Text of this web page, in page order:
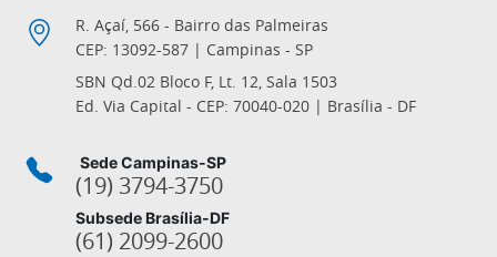
R. Açaí, 566 - Bairro das Palmeiras
CEP: 13092-587 | Campinas - SP
SBN Qd.02 Bloco F, Lt. 12, Sala 1503
Ed. Via Capital - CEP: 70040-020 | Brasília - DF
Sede Campinas-SP
(19) 3794-3750
Subsede Brasília-DF
(61) 2099-2600